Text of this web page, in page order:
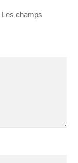
Les champs